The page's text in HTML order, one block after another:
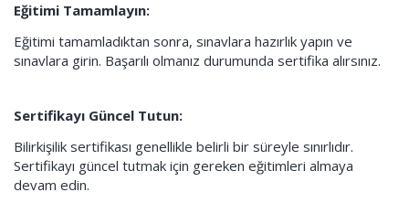
Eğitimi Tamamlayın:
Eğitimi tamamladıktan sonra, sınavlara hazırlık yapın ve
sınavlara girin. Başarılı olmanız durumunda sertifika alırsınız.
Sertifikayı Güncel Tutun:
Bilirkişilik sertifikası genellikle belirli bir süreyle sınırlıdır.
Sertifikayı güncel tutmak için gereken eğitimleri almaya
devam edin.